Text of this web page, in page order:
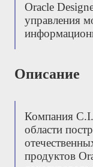
Oracle
управления
Описание
Компания
области
продуктов